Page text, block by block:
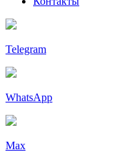
Telegram
WhatsApp
Max